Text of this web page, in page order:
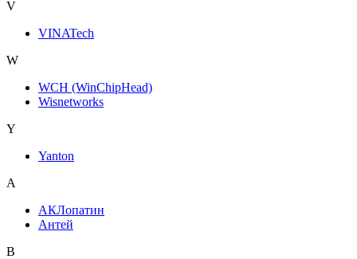
V
VINATech
W
WCH (WinChipHead)
Wisnetworks
Y
Yanton
А
АКЛопатин
Антей
В